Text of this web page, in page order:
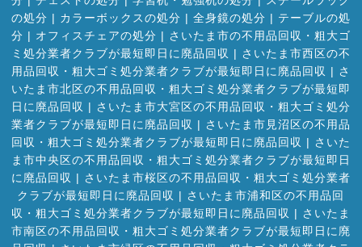
の処分 | カラーボックスの処分 | 全身鏡の処分 | テーブルの処
分 | オフィスチェアの処分 | さいたま市の不用品回収・粗大ゴ
ミ処分業者クラブが最短即日に廃品回収 | さいたま市西区の不
用品回収・粗大ゴミ処分業者クラブが最短即日に廃品回収 | さ
いたま市北区の不用品回収・粗大ゴミ処分業者クラブが最短即
日に廃品回収 | さいたま市大宮区の不用品回収・粗大ゴミ処分
業者クラブが最短即日に廃品回収 | さいたま市見沼区の不用品
回収・粗大ゴミ処分業者クラブが最短即日に廃品回収 | さいた
ま市中央区の不用品回収・粗大ゴミ処分業者クラブが最短即日
に廃品回収 | さいたま市桜区の不用品回収・粗大ゴミ処分業者
クラブが最短即日に廃品回収 | さいたま市浦和区の不用品回
収・粗大ゴミ処分業者クラブが最短即日に廃品回収 | さいたま
市南区の不用品回収・粗大ゴミ処分業者クラブが最短即日に廃